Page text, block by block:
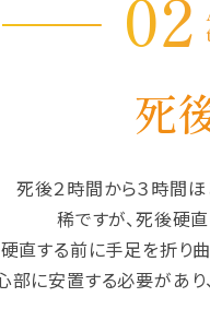
死
死後２時間から３時間
稀ですが、死後硬
直する前に手足を折り
部に安置する必要があり